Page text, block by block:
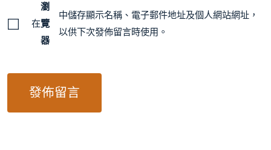
在
瀏
覽
器
中儲存顯示名稱、電子郵件地址及個人網站網址，
以供下次發佈留言時使用。